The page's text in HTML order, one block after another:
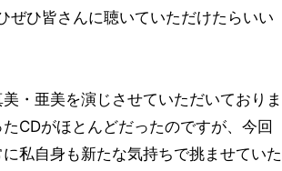
ぜひ皆さんに聴いていただけたらいい
・亜美を演じさせていただいておりま
CDがほとんどだったのですが、今回
私自身も新たな気持ちで挑ませていた